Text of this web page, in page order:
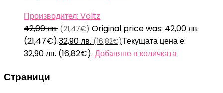
Производител: Voltz
42,00лв.(21,47€) Original price was: 42,00 лв.
(21,47€).32,90лв. (16,82€)Текущата цена е:
32,90 лв. (16,82€). Добавяне в количката
Страници